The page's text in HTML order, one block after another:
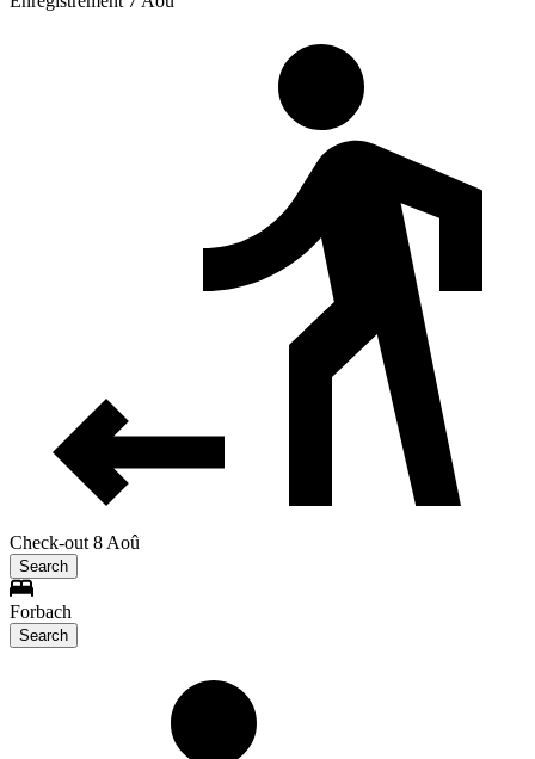
Check-out 8 Aoû
Search
Forbach
Search